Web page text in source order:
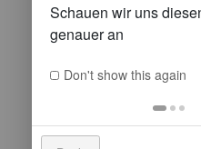
Aktuelle
Das Warnsystem
wie z.B.: Warnverlauf,
Don't show this again